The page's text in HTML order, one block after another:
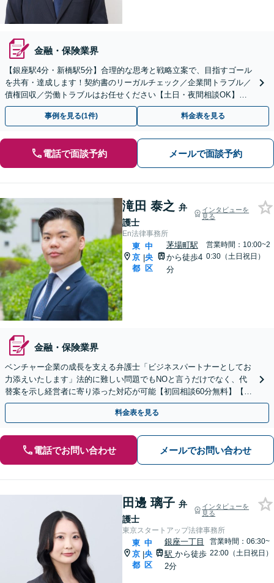
金融・保険業界
【銀座駅4分・新橋駅5分】合理的な思考と戦略立案で、目指すゴール
を共有・達成します！契約書のリーガルチェック／企業間トラブル／
債権回収／労働トラブルはお任せください【土日・夜間相談OK】
【電話相談・ビデオ面談可】
事例を見る(1件) 料金表を見る
電話で面談予約 メールで面談予約
滝田 泰之 弁
護士
インタビューを
見る
En法律事務所
東
京
都
|
中
央
区
茅場町駅
から徒歩4
分
営業時間：10:00~2
0:30（土日祝日）
金融・保険業界
ベンチャー企業の成長を支える弁護士「ビジネスパートナーとしてお
力添えいたします」法的に難しい問題でもNOと言うだけでなく、代
替案を示し経営者に寄り添った対応が可能【初回相談60分無料】【弁
護士直通電話相談可】【来所不要】【夜間・休日面談可】
料金表を見る
電話でお問い合わせ メールでお問い合わせ
田邊 璃子 弁
護士
インタビューを
見る
東京スタートアップ法律事務所
東
京
都
|
中
央
区
銀座一丁目
駅 から徒歩
2分
営業時間：06:30~
22:00（土日祝日）